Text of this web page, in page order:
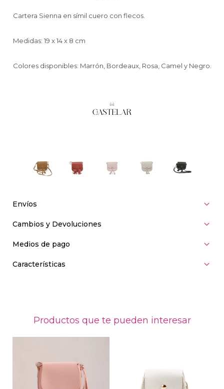
Cartera Sienna en símil cuero con flecos.
Medidas: 19 x 14 x 8 cm
Colores disponibles: Marrón, Bordeaux, Rosa, Camel y Negro.
Envíos
Cambios y Devoluciones
Medios de pago
Características
Productos que te pueden interesar